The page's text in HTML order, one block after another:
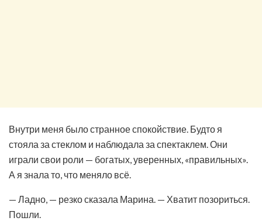
Внутри меня было странное спокойствие. Будто я
стояла за стеклом и наблюдала за спектаклем. Они
играли свои роли — богатых, уверенных, «правильных».
А я знала то, что меняло всё.
— Ладно, — резко сказала Марина. — Хватит позориться.
Пошли.